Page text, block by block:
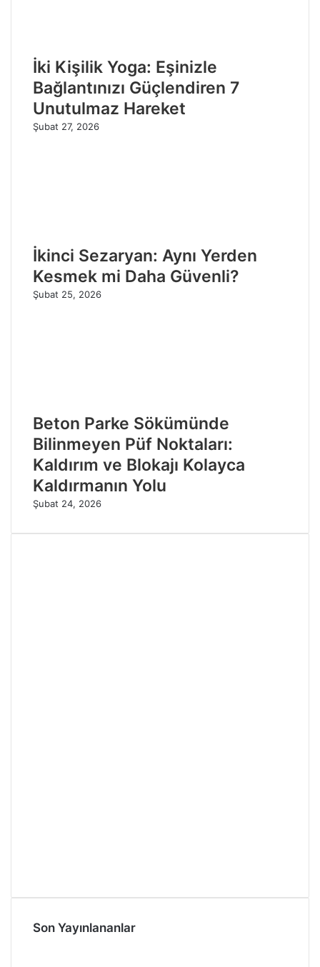
İki Kişilik Yoga: Eşinizle
Bağlantınızı Güçlendiren 7
Unutulmaz Hareket
Şubat 27, 2026
İkinci Sezaryan: Aynı Yerden
Kesmek mi Daha Güvenli?
Şubat 25, 2026
Beton Parke Sökümünde
Bilinmeyen Püf Noktaları:
Kaldırım ve Blokajı Kolayca
Kaldırmanın Yolu
Şubat 24, 2026
Son Yayınlananlar